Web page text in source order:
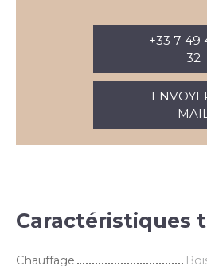
+33 7 49
32
MAIL
Caractéristiques
Chauffage